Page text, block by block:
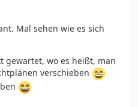
Mal sehen wie es sich
gewartet, wo es heißt, man
verschieben